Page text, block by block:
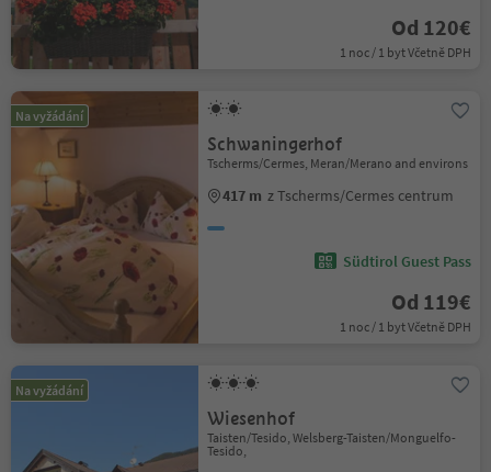
Od 120€
1 noc / 1 byt Včetně DPH
Na vyžádání
Schwaningerhof
Tscherms/Cermes, Meran/Merano and environs
417 m z Tscherms/Cermes centrum
Südtirol Guest Pass
Od 119€
1 noc / 1 byt Včetně DPH
Na vyžádání
Wiesenhof
Taisten/Tesido, Welsberg-Taisten/Monguelfo-
Tesido,